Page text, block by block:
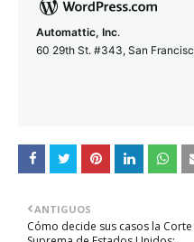
Automattic, Inc.
60 29th St. #343, San
ANTIGUOS
Cómo decide sus casos la Corte